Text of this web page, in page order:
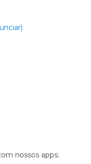
nossos apps: